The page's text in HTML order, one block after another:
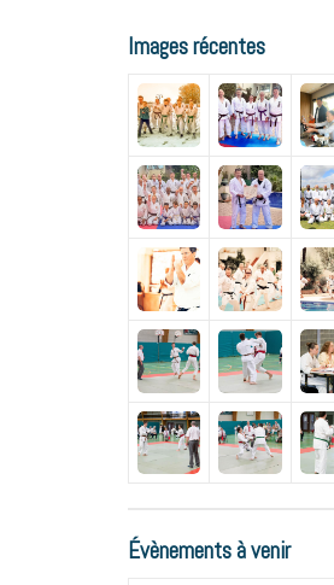
Images récentes
Évènements à venir